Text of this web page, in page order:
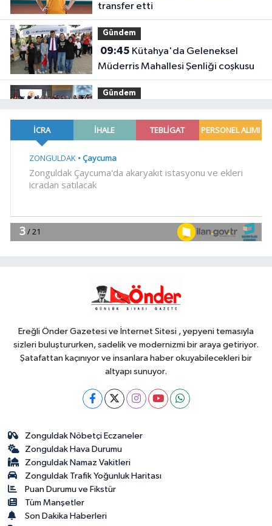
transfer etti
Gündem
09:45
Müderris Mahallesi Şenliği coşkusu
Gündem
komisyondan geçti
09:30Eyüpsultan Meydanı'na yeni
09:12
koruyacak proje
Ereğli Önder Gazetesi ve İnternet Sitesi , yepyeni temasıyla
sizleri buluştururken, sadelik ve modernizmi bir araya getiriyor.
Şatafattan kaçınıyor ve insanlara haber okuyabilecekleri bir
altyapı sunuyor.
Zonguldak Nöbetçi Eczaneler
Zonguldak Hava Durumu
Zonguldak Namaz Vakitleri
Zonguldak Trafik Yoğunluk Haritası
Puan Durumu ve Fikstür
Tüm Manşetler
Son Dakika Haberleri